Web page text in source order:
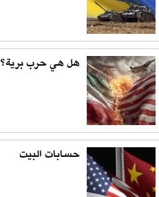
هل هي حرب برية؟
حسابات البيت